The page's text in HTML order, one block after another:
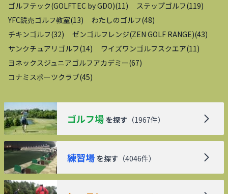
ゴルフテック(GOLFTEC by GDO)(11) ステップゴルフ(119)
YFC読売ゴルフ教室(13) わたしのゴルフ(48)
チキンゴルフ(32) ゼンゴルフレンジ(ZEN GOLF RANGE)(43)
サンクチュアリゴルフ(14) ワイズワンゴルフスクエア(11)
ヨネックスジュニアゴルフアカデミー(67)
コナミスポーツクラブ(45)
ゴルフ場 を探す （1967件）
練習場 を探す （4046件）